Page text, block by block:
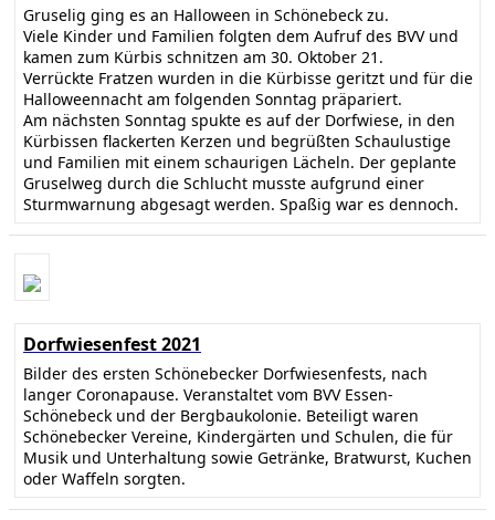
Gruselig ging es an Halloween in Schönebeck zu.
Viele Kinder und Familien folgten dem Aufruf des BVV und
kamen zum Kürbis schnitzen am 30. Oktober 21.
Verrückte Fratzen wurden in die Kürbisse geritzt und für die
Halloweennacht am folgenden Sonntag präpariert.
Am nächsten Sonntag spukte es auf der Dorfwiese, in den
Kürbissen flackerten Kerzen und begrüßten Schaulustige
und Familien mit einem schaurigen Lächeln. Der geplante
Gruselweg durch die Schlucht musste aufgrund einer
Sturmwarnung abgesagt werden. Spaßig war es dennoch.
Dorfwiesenfest 2021
Bilder des ersten Schönebecker Dorfwiesenfests, nach
langer Coronapause. Veranstaltet vom BVV Essen-
Schönebeck und der Bergbaukolonie. Beteiligt waren
Schönebecker Vereine, Kindergärten und Schulen, die für
Musik und Unterhaltung sowie Getränke, Bratwurst, Kuchen
oder Waffeln sorgten.